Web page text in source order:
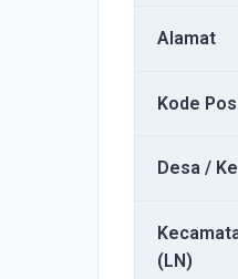
Alamat
Kode Pos
Desa /
(LN)